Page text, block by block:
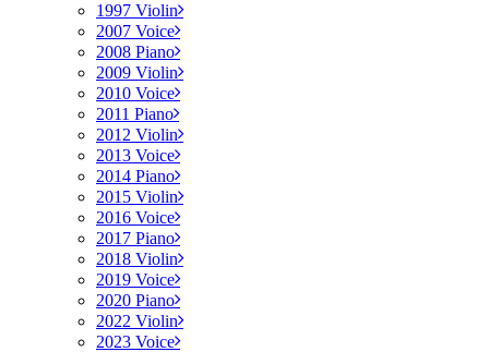
1997 Violin
2007 Voice
2008 Piano
2009 Violin
2010 Voice
2011 Piano
2012 Violin
2013 Voice
2014 Piano
2015 Violin
2016 Voice
2017 Piano
2018 Violin
2019 Voice
2020 Piano
2022 Violin
2023 Voice